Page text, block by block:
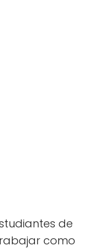
de
como